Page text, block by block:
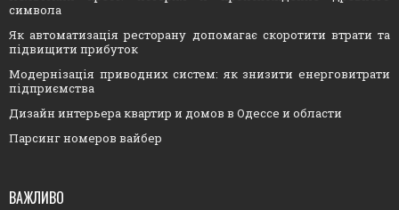
символа
Як автоматизація ресторану допомагає скоротити втрати та
підвищити прибуток
Модернізація приводних систем: як знизити енерговитрати
підприємства
Дизайн интерьера квартир и домов в Одессе и области
Парсинг номеров вайбер
ВАЖЛИВО